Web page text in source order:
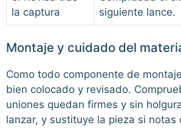
la captura
siguiente lance.
Montaje y cuidado del
Como todo componente de
bien colocado y revisado.
uniones quedan firmes y sin
lanzar, y sustituye la pieza si notas